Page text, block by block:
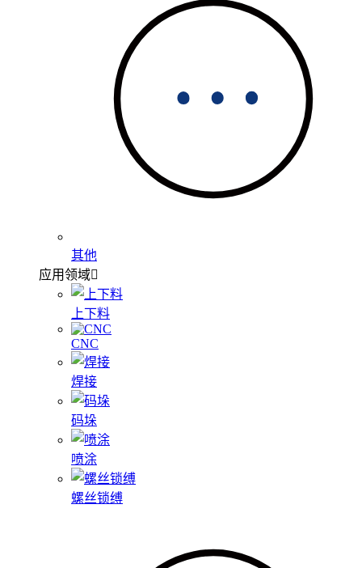
其他
应用领域
上下料
CNC
焊接
码垛
喷涂
螺丝锁缚